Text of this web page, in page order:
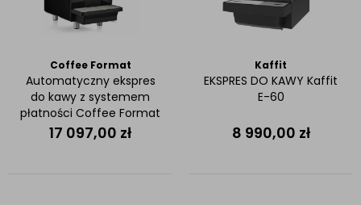
Coffee Format
Automatyczny ekspres
do kawy z systemem
płatności Coffee Format
DEMY W4LM
17 097,00 zł
Kaffit
EKSPRES DO KAWY Kaffit
E-60
8 990,00 zł